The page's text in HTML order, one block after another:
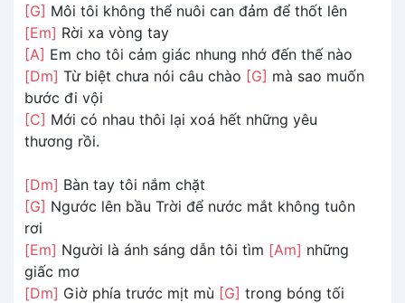
[G] Môi tôi không thể nuôi can đảm để thốt lên
[Em] Rời xa vòng tay
[A] Em cho tôi cảm giác nhung nhớ đến thế nào
[Dm] Từ biệt chưa nói câu chào [G] mà sao muốn
bước đi vội
[C] Mới có nhau thôi lại xoá hết những yêu
thương rồi.
[Dm] Bàn tay tôi nắm chặt
[G] Ngước lên bầu Trời để nước mắt không tuôn
rơi
[Em] Người là ánh sáng dẫn tôi tìm [Am] những
giấc mơ
[Dm] Giờ phía trước mịt mù [G] trong bóng tối